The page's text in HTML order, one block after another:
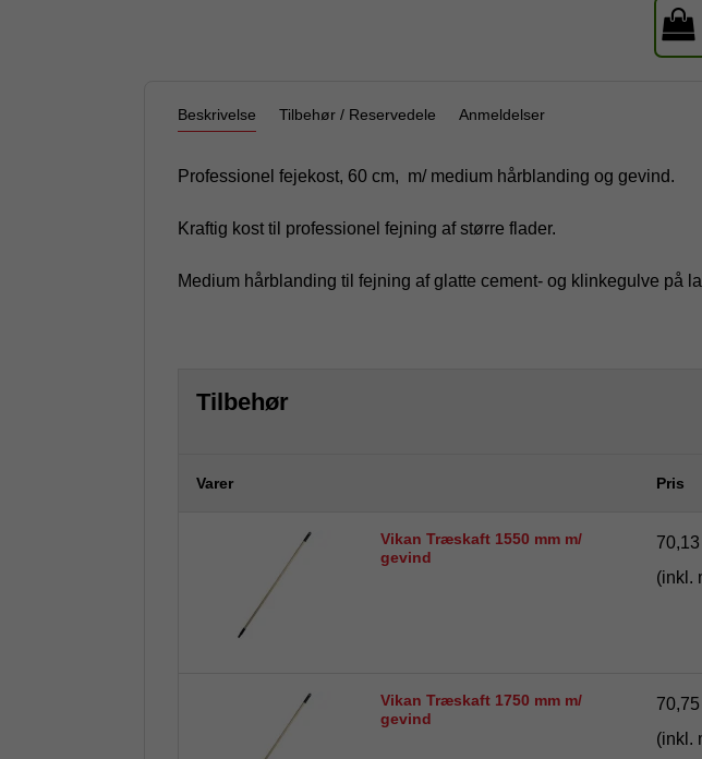
Beskrivelse Tilbehør / Reservedele Anmeldelser
Professionel fejekost, 60 cm, m/ medium hårblanding og gevind.
Kraftig kost til professionel fejning af større flader.
Medium hårblanding til fejning af glatte cement- og klinkegulve på
Tilbehør
Varer Pris
Vikan Træskaft 1550 mm m/
gevind
(inkl.
Vikan Træskaft 1750 mm m/
gevind
(inkl.